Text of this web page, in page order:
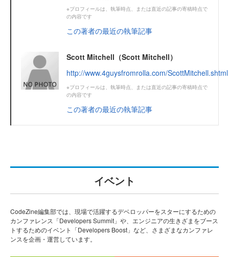
※プロフィールは、執筆時点、または直近の記事の寄稿時点で
の内容です
この著者の最近の執筆記事
Scott Mitchell（Scott Mitchell）
http://www.4guysfromrolla.com/ScottMitchell.shtml
※プロフィールは、執筆時点、または直近の記事の寄稿時点で
の内容です
この著者の最近の執筆記事
イベント
CodeZine編集部では、現場で活躍するデベロッパーをスターにするための
カンファレンス「Developers Summit」や、エンジニアの生きざまをブース
トするためのイベント「Developers Boost」など、さまざまなカンファレ
ンスを企画・運営しています。